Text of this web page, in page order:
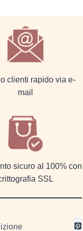
clienti rapido via e-
mail
sicuro al 100% con
SSL